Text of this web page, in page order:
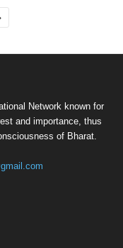
Network known for
and importance, thus
of Bharat.